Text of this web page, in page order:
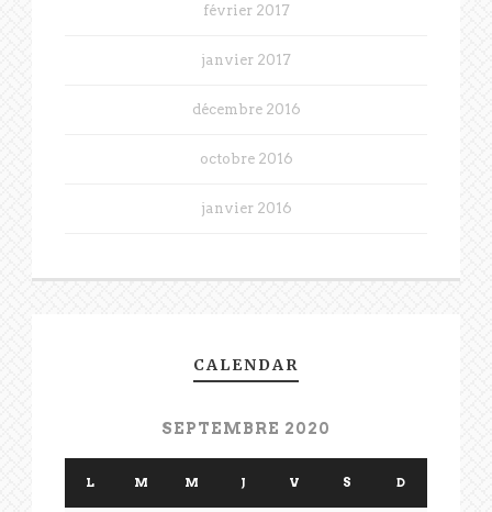
février 2017
janvier 2017
décembre 2016
octobre 2016
janvier 2016
CALENDAR
SEPTEMBRE 2020
L M M J V S D